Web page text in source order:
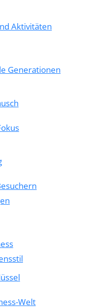
Aktivitäten
Generationen
Welt